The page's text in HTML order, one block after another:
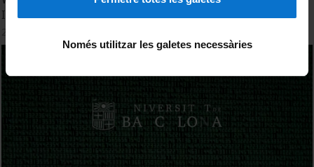
Només utilitzar les galetes necessàries
Irrigation